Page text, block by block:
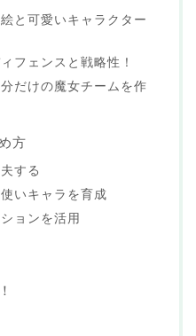
と可愛いキャラクター
フェンスと戦略性！
だけの魔女チームを作
方
する
いキャラを育成
ョンを活用